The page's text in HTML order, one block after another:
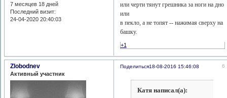
7 месяцев 18 дней
Последний визит:
24-04-2020 20:40:03
или черти тянут грешника за ноги на дно
или
в пекло, а не топят -- нажимая сверху на
башку.
+1
Поделиться 6
18-08-2016 15:46:08
Zlobodnev
Активный участник
Катя написал(а):